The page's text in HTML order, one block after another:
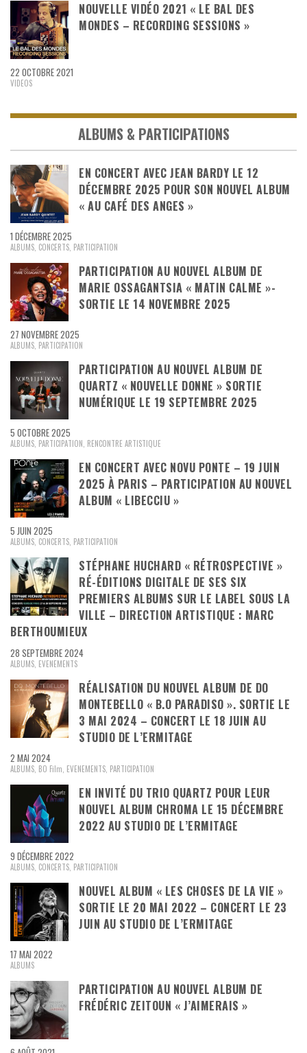
NOUVELLE VIDÉO 2021 « LE BAL DES
MONDES – RECORDING SESSIONS »
22 OCTOBRE 2021
VIDEOS
ALBUMS & PARTICIPATIONS
EN CONCERT AVEC JEAN BARDY LE 12
DÉCEMBRE 2025 POUR SON NOUVEL ALBUM
« AU CAFÉ DES ANGES »
1 DÉCEMBRE 2025
ALBUMS CONCERTS PARTICIPATION
PARTICIPATION AU NOUVEL ALBUM DE
MARIE OSSAGANTSIA « MATIN CALME »-
SORTIE LE 14 NOVEMBRE 2025
27 NOVEMBRE 2025
ALBUMS PARTICIPATION
PARTICIPATION AU NOUVEL ALBUM DE
QUARTZ « NOUVELLE DONNE » SORTIE
NUMÉRIQUE LE 19 SEPTEMBRE 2025
5 OCTOBRE 2025
ALBUMS PARTICIPATION RENCONTRE ARTISTIQUE
EN CONCERT AVEC NOVU PONTE – 19 JUIN
2025 À PARIS – PARTICIPATION AU NOUVEL
ALBUM « LIBECCIU »
5 JUIN 2025
ALBUMS CONCERTS PARTICIPATION
STÉPHANE HUCHARD « RÉTROSPECTIVE »
RÉ-ÉDITIONS DIGITALE DE SES SIX
PREMIERS ALBUMS SUR LE LABEL SOUS LA
VILLE – DIRECTION ARTISTIQUE : MARC
BERTHOUMIEUX
28 SEPTEMBRE 2024
ALBUMS EVENEMENTS
RÉALISATION DU NOUVEL ALBUM DE DO
MONTEBELLO « B.O PARADISO ». SORTIE LE
3 MAI 2024 – CONCERT LE 18 JUIN AU
STUDIO DE L’ERMITAGE
2 MAI 2024
ALBUMS, BO Film, EVENEMENTS, PARTICIPATION
EN INVITÉ DU TRIO QUARTZ POUR LEUR
NOUVEL ALBUM CHROMA LE 15 DÉCEMBRE
2022 AU STUDIO DE L’ERMITAGE
9 DÉCEMBRE 2022
ALBUMS, CONCERTS, PARTICIPATION
NOUVEL ALBUM « LES CHOSES DE LA VIE »
SORTIE LE 20 MAI 2022 – CONCERT LE 23
JUIN AU STUDIO DE L’ERMITAGE
17 MAI 2022
ALBUMS
PARTICIPATION AU NOUVEL ALBUM DE
FRÉDÉRIC ZEITOUN « J’AIMERAIS »